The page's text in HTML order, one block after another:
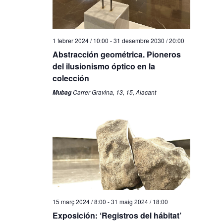
1 febrer 2024 / 10:00 -31 desembre 2030 / 20:00
Abstracción geométrica. Pioneros
del ilusionismo óptico en la
colección
MubagCarrer Gravina, 13, 15, Alacant
15 març 2024 / 8:00 -31 maig 2024 / 18:00
Exposición: ‘Registros del hábitat’